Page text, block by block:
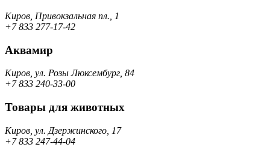
Киров, Привокзальная пл., 1
+7 833 277-17-42
Аквамир
Киров, ул. Розы Люксембург, 84
+7 833 240-33-00
Товары для животных
Киров, ул. Дзержинского, 17
+7 833 247-44-04